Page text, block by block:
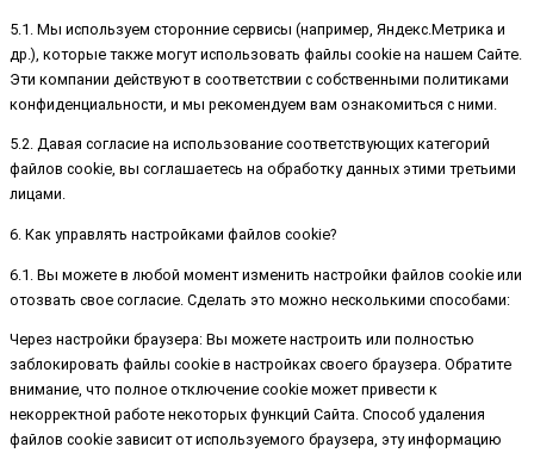
5.1. Мы используем сторонние сервисы (например, Яндекс.Метрика и
др.), которые также могут использовать файлы cookie на нашем Сайте.
Эти компании действуют в соответствии с собственными политиками
конфиденциальности, и мы рекомендуем вам ознакомиться с ними.
5.2. Давая согласие на использование соответствующих категорий
файлов cookie, вы соглашаетесь на обработку данных этими третьими
лицами.
6. Как управлять настройками файлов cookie?
6.1. Вы можете в любой момент изменить настройки файлов cookie или
отозвать свое согласие. Сделать это можно несколькими способами:
Через настройки браузера: Вы можете настроить или полностью
заблокировать файлы cookie в настройках своего браузера. Обратите
внимание, что полное отключение cookie может привести к
некорректной работе некоторых функций Сайта. Способ удаления
файлов cookie зависит от используемого браузера, эту информацию